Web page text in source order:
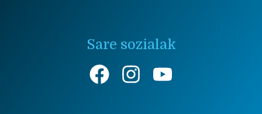
Sare sozialak